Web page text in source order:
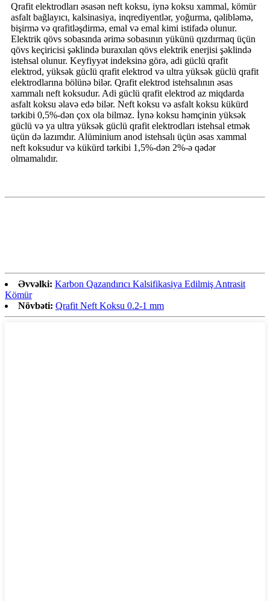
Qrafit elektrodları əsasən neft koksu, iynə koksu xammal, kömür
asfalt bağlayıcı, kalsinasiya, inqrediyentlər, yoğurma, qəlibləmə,
bişirmə və qrafitləşdirmə, emal və emal kimi istifadə olunur.
Elektrik qövs sobasında ərimə sobasının yükünü qızdırmaq üçün
qövs keçiricisi şəklində buraxılan qövs elektrik enerjisi şəklində
istehsal olunur. Keyfiyyət indeksinə görə, adi güclü qrafit
elektrod, yüksək güclü qrafit elektrod və ultra yüksək güclü qrafit
elektrodlarına bölünə bilər. Qrafit elektrod istehsalının əsas
xammalı neft koksudur. Adi güclü qrafit elektrod az miqdarda
asfalt koksu əlavə edə bilər. Neft koksu və asfalt koksu kükürd
tərkibi 0,5%-dən çox ola bilməz. İynə koksu həmçinin yüksək
güclü və ya ultra yüksək güclü qrafit elektrodları istehsal etmək
üçün də lazımdır. Alüminium anod istehsalı üçün əsas xammal
neft koksudur və kükürd tərkibi 1,5%-dən 2%-ə qədər
olmamalıdır.
Əvvəlki: Karbon Qazandırıcı Kalsifikasiya Edilmiş Antrasit
Kömür
Növbəti: Qrafit Neft Koksu 0.2-1 mm